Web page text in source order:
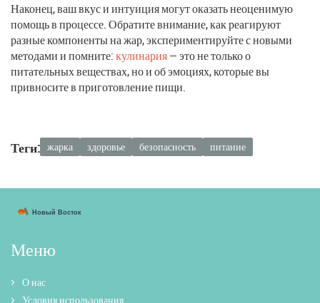
Наконец, ваш вкус и интуиция могут оказать неоценимую
помощь в процессе. Обратите внимание, как реагируют
разные компоненты на жар, экспериментируйте с новыми
методами и помните:кулинария— это не только о
питательных веществах, но и об эмоциях, которые вы
привносите в приготовление пищи.
Теги: жарка здоровье безопасность питание
Меню
О нас
Условия использования